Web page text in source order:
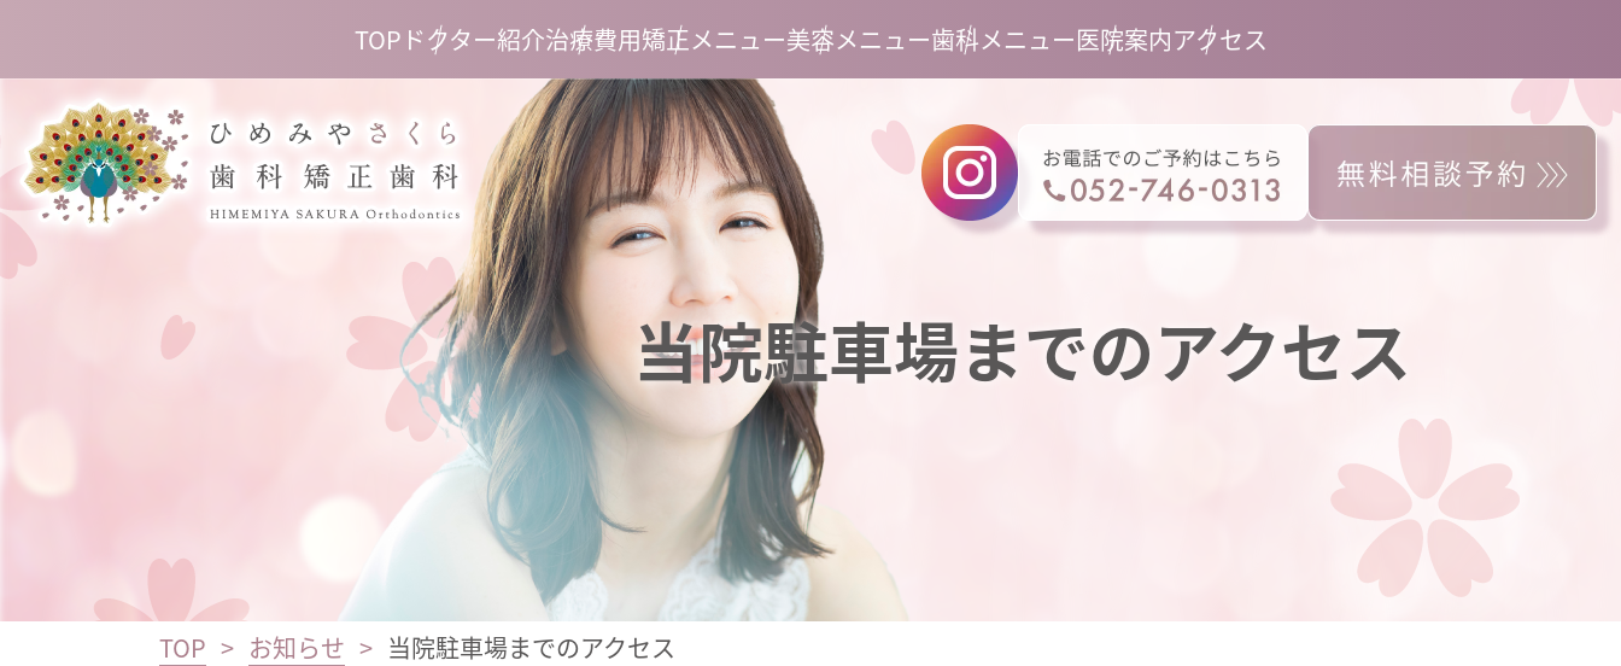
TOP ドクター紹介治療費用矯正メニュー美容メニュー歯科メニュー医院案内アクセス
当院駐車場までのアクセス
TOP お知らせ 当院駐車場までのアクセス